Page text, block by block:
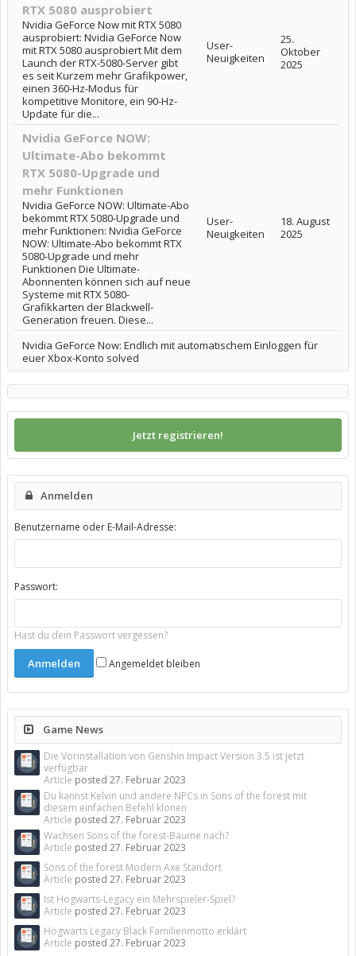
RTX 5080 ausprobiert
Nvidia GeForce Now mit RTX 5080
ausprobiert: Nvidia GeForce Now
mit RTX 5080 ausprobiert Mit dem
Launch der RTX-5080-Server gibt
es seit Kurzem mehr Grafikpower,
einen 360-Hz-Modus für
kompetitive Monitore, ein 90-Hz-
Update für die...
User-
Neuigkeiten
25.
Oktober
2025
Nvidia GeForce NOW:
Ultimate-Abo bekommt
RTX 5080-Upgrade und
mehr Funktionen
Nvidia GeForce NOW: Ultimate-Abo
bekommt RTX 5080-Upgrade und
mehr Funktionen: Nvidia GeForce
NOW: Ultimate-Abo bekommt RTX
5080-Upgrade und mehr
Funktionen Die Ultimate-
Abonnenten können sich auf neue
Systeme mit RTX 5080-
Grafikkarten der Blackwell-
Generation freuen. Diese...
User-
Neuigkeiten
18. August
2025
Nvidia GeForce Now: Endlich mit automatischem Einloggen für
euer Xbox-Konto solved
Jetzt registrieren!
Anmelden
Benutzername oder E-Mail-Adresse:
Passwort:
Hast du dein Passwort vergessen?
Angemeldet bleiben
Game News
Die Vorinstallation von Genshin Impact Version 3.5 ist jetzt
verfügbar
Article posted 27. Februar 2023
Du kannst Kelvin und andere NPCs in Sons of the forest mit
diesem einfachen Befehl klonen
Article posted 27. Februar 2023
Wachsen Sons of the forest-Bäume nach?
Article posted 27. Februar 2023
Sons of the forest Modern Axe Standort
Article posted 27. Februar 2023
Ist Hogwarts-Legacy ein Mehrspieler-Spiel?
Article posted 27. Februar 2023
Hogwarts Legacy Black Familienmotto erklärt
Article posted 27. Februar 2023